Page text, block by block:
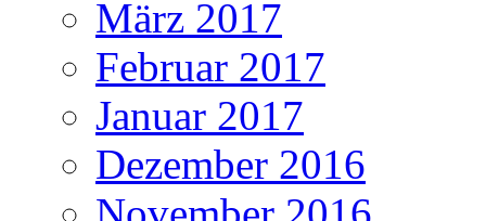
März 2017
Februar 2017
Januar 2017
Dezember 2016